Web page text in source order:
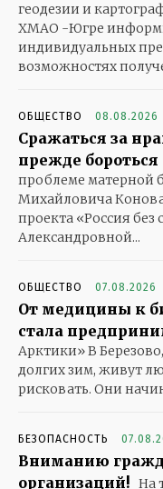
геодезии и
ХМАО -Югре
индивидуальных
возможностях
ОБЩЕСТВО 08.08.2026
Сражаться за
прежде
проблеме матерной
Михайловича
проекта «Россия без
Александровной...
ОБЩЕСТВО 07.08.2026
От медицины к
стала
Арктики» В
долгих зим, живут
рисковать. Они
БЕЗОПАСНОСТЬ
Вниманию
организаций! На